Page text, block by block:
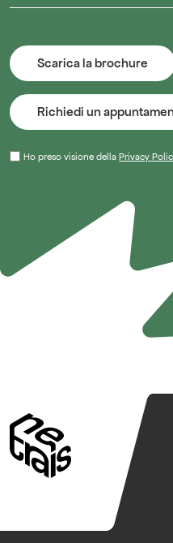
Ho preso visione della Privacy